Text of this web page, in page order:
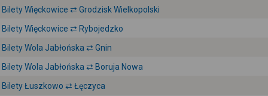
Bilety Więckowice ⇄ Grodzisk Wielkopolski
Bilety Więckowice ⇄ Rybojedzko
Bilety Wola Jabłońska ⇄ Gnin
Bilety Wola Jabłońska ⇄ Boruja Nowa
Bilety Łuszkowo ⇄ Łęczyca